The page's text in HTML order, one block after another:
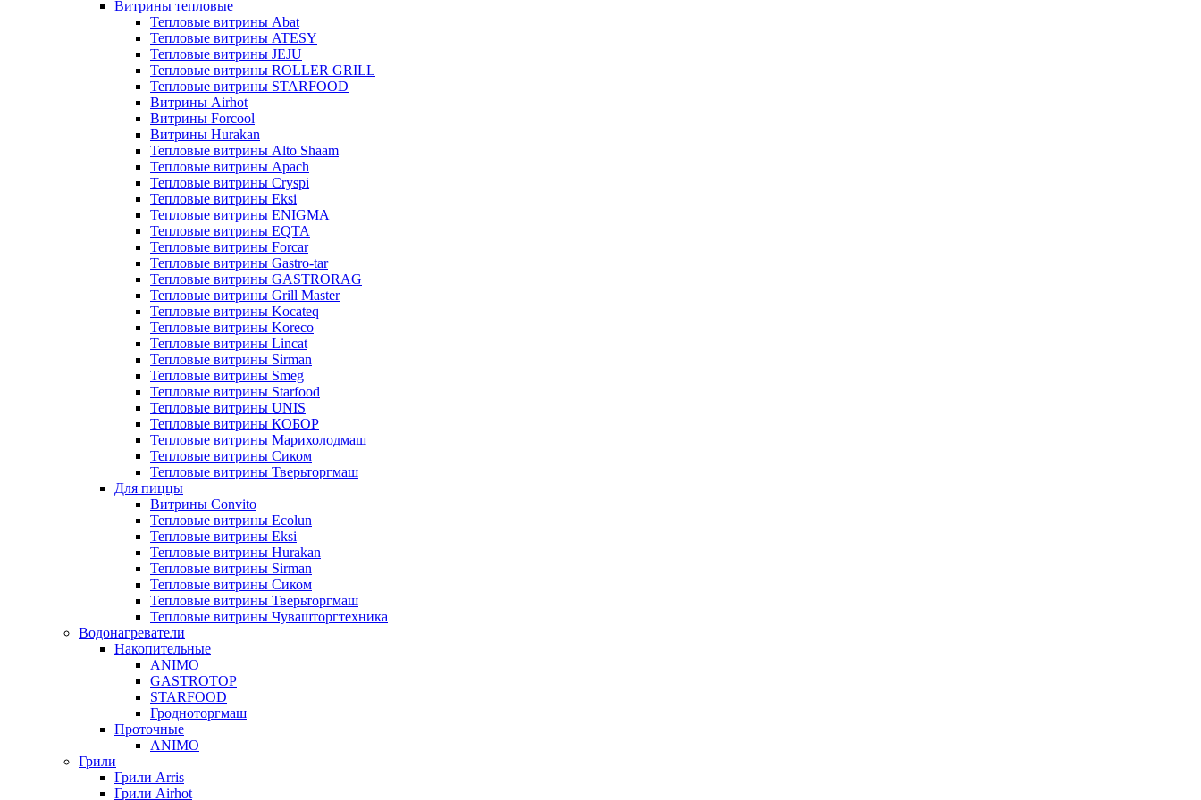
Витрины тепловые
Тепловые витрины Abat
Тепловые витрины ATESY
Тепловые витрины JEJU
Тепловые витрины ROLLER GRILL
Тепловые витрины STARFOOD
Витрины Airhot
Витрины Forcool
Витрины Hurakan
Тепловые витрины Alto Shaam
Тепловые витрины Apach
Тепловые витрины Cryspi
Тепловые витрины Eksi
Тепловые витрины ENIGMA
Тепловые витрины EQTA
Тепловые витрины Forcar
Тепловые витрины Gastro-tar
Тепловые витрины GASTRORAG
Тепловые витрины Grill Master
Тепловые витрины Kocateq
Тепловые витрины Koreco
Тепловые витрины Lincat
Тепловые витрины Sirman
Тепловые витрины Smeg
Тепловые витрины Starfood
Тепловые витрины UNIS
Тепловые витрины КОБОР
Тепловые витрины Марихолодмаш
Тепловые витрины Сиком
Тепловые витрины Тверьторгмаш
Для пиццы
Витрины Convito
Тепловые витрины Ecolun
Тепловые витрины Eksi
Тепловые витрины Hurakan
Тепловые витрины Sirman
Тепловые витрины Сиком
Тепловые витрины Тверьторгмаш
Тепловые витрины Чувашторгтехника
Водонагреватели
Накопительные
ANIMO
GASTROTOP
STARFOOD
Гродноторгмаш
Проточные
ANIMO
Грили
Грили Arris
Грили Airhot